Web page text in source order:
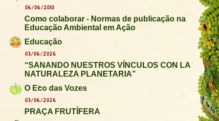
06/06/2010
Como colaborar - Normas de publicação na
Educação Ambiental em Ação
Educação
03/06/2026
“SANANDO NUESTROS VÍNCULOS CON LA
NATURALEZA PLANETARIA”
O Eco das Vozes
03/06/2026
PRAÇA FRUTÍFERA